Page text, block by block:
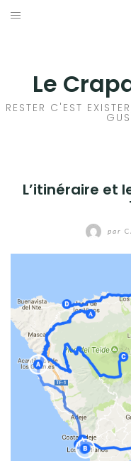
Aller
Le
RESTER C'EST
L’itinéraire et
par
EUROPE
AMÉRIQUE DU SUD
TOUR DU MONDE 2020-
CONTACT